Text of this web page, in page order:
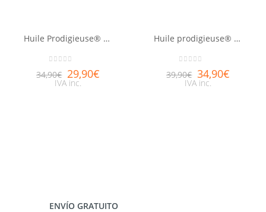
Huile Prodigieuse® Florale NUXE 100ml
out of 5
34,90€ 29,90€
IVA inc.
Huile prodigieuse® or NUXE 100ml
out of 5
39,90€ 34,90€
IVA inc.
ENVÍO GRATUITO